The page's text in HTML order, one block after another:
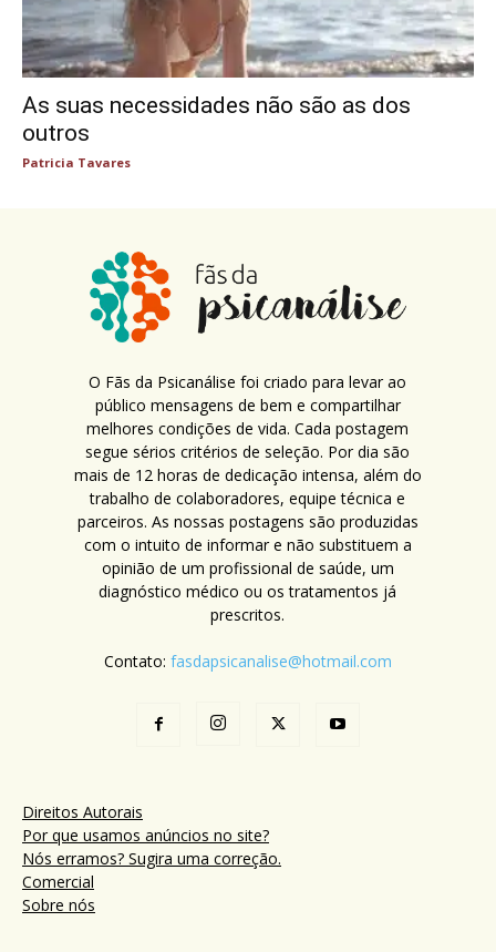
As suas necessidades não são as dos
outros
Patricia Tavares
O Fãs da Psicanálise foi criado para levar ao
público mensagens de bem e compartilhar
melhores condições de vida. Cada postagem
segue sérios critérios de seleção. Por dia são
mais de 12 horas de dedicação intensa, além do
trabalho de colaboradores, equipe técnica e
parceiros. As nossas postagens são produzidas
com o intuito de informar e não substituem a
opinião de um profissional de saúde, um
diagnóstico médico ou os tratamentos já
prescritos.
Contato: fasdapsicanalise@hotmail.com
Direitos Autorais
Por que usamos anúncios no site?
Nós erramos? Sugira uma correção.
Comercial
Sobre nós